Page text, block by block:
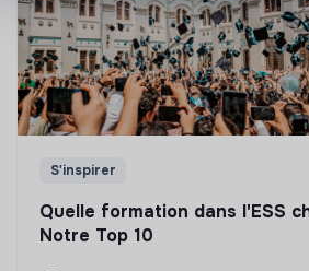
S'inspirer
Quelle formation dans l'ESS
Notre Top 10